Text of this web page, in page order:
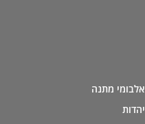
אלבומי מתנה
יהדות